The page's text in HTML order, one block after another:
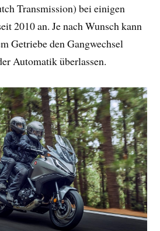
Transmission) bei einigen
2010 an. Je nach Wunsch kann
Getriebe den Gangwechsel
Automatik überlassen.